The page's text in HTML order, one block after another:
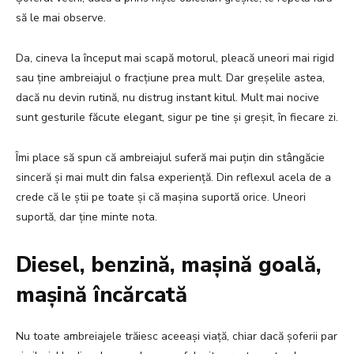
să le mai observe.
Da, cineva la început mai scapă motorul, pleacă uneori mai rigid
sau ține ambreiajul o fracțiune prea mult. Dar greșelile astea,
dacă nu devin rutină, nu distrug instant kitul. Mult mai nocive
sunt gesturile făcute elegant, sigur pe tine și greșit, în fiecare zi.
Îmi place să spun că ambreiajul suferă mai puțin din stângăcie
sinceră și mai mult din falsa experiență. Din reflexul acela de a
crede că le știi pe toate și că mașina suportă orice. Uneori
suportă, dar ține minte nota.
Diesel, benzină, mașină goală,
mașină încărcată
Nu toate ambreiajele trăiesc aceeași viață, chiar dacă șoferii par